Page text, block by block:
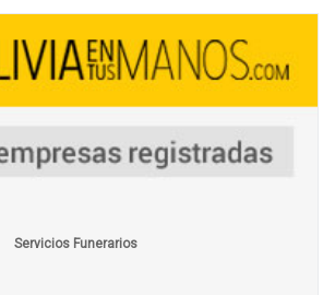
Servicios Funerarios